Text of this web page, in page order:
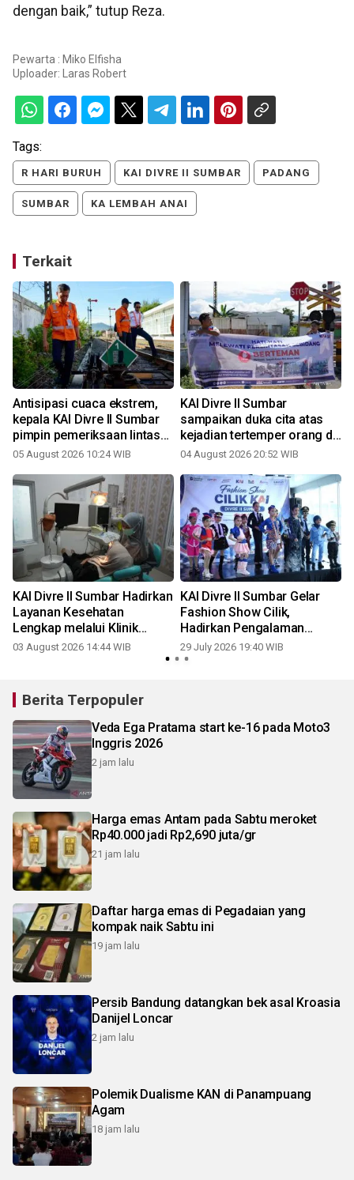
dengan baik,” tutup Reza.
Pewarta : Miko Elfisha
Uploader:
Laras Robert
Tags:
R HARI BURUH KAI DIVRE II SUMBAR PADANG
SUMBAR KA LEMBAH ANAI
Terkait
Antisipasi cuaca ekstrem,
kepala KAI Divre II Sumbar
pimpin pemeriksaan lintas
jalur kereta api Padang--
05 August 2026 10:24 WIB
KAI Divre II Sumbar
sampaikan duka cita atas
kejadian tertemper orang di
jalur kereta api, imbau
beraktivitas di area rel
04 August 2026 20:52 WIB
KAI Divre II Sumbar Hadirkan
Layanan Kesehatan
Lengkap melalui Klinik
Mediska Padang sebagai
Fasilitas Kesehatan Tingkat
03 August 2026 14:44 WIB
KAI Divre II Sumbar Gelar
Fashion Show Cilik,
Hadirkan Pengalaman
Perjalanan yang Ramah
Keluarga di Stasiun BIM
29 July 2026 19:40 WIB
Berita Terpopuler
Veda Ega Pratama start ke-16 pada Moto3
Inggris 2026
2 jam lalu
Harga emas Antam pada Sabtu meroket
Rp40.000 jadi Rp2,690 juta/gr
21 jam lalu
Daftar harga emas di Pegadaian yang
kompak naik Sabtu ini
19 jam lalu
Persib Bandung datangkan bek asal Kroasia
Danijel Loncar
2 jam lalu
Polemik Dualisme KAN di Panampuang
Agam
18 jam lalu